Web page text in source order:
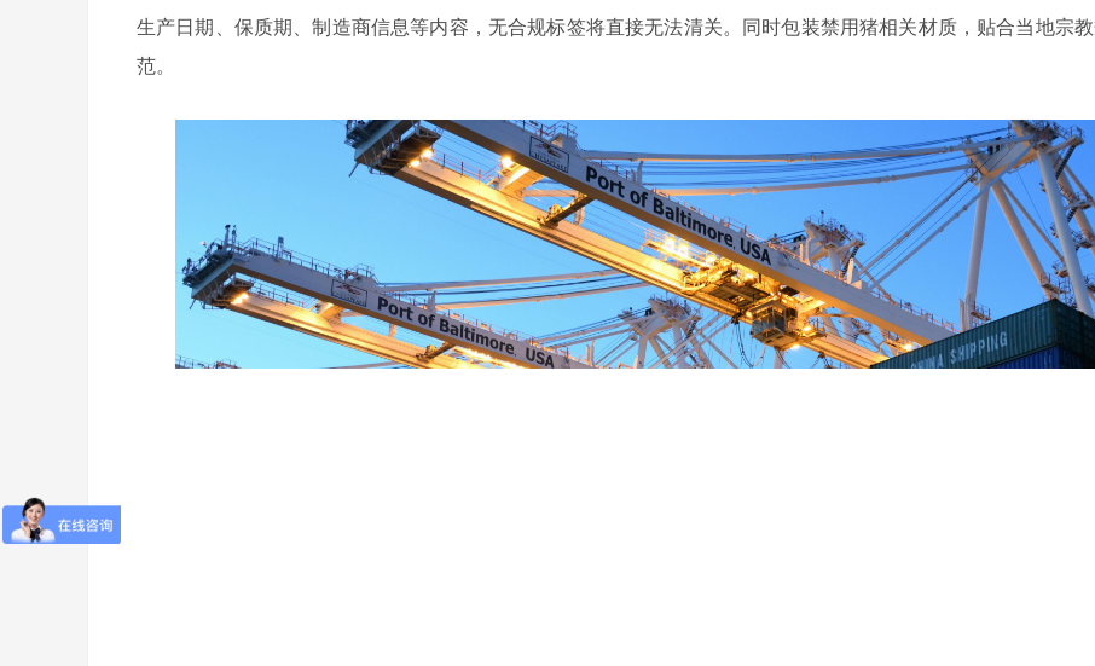
生产日期、保质期、制造商信息等内容，无合规标签将直接无法清关。同时包装禁用猪相关材质，贴合当地宗
范。